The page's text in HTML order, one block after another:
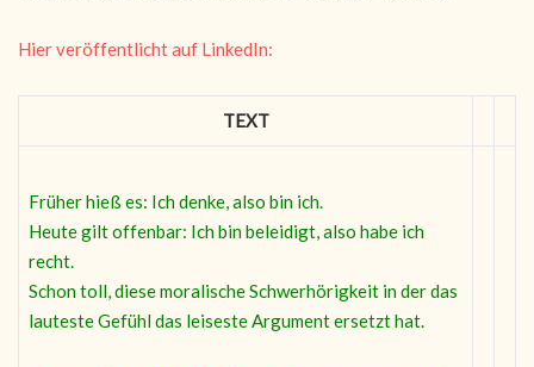
Hier veröffentlicht auf LinkedIn:
TEXT
Früher hieß es: Ich denke, also bin ich.
Heute gilt offenbar: Ich bin beleidigt, also habe ich
recht.
Schon toll, diese moralische Schwerhörigkeit in der das
lauteste Gefühl das leiseste Argument ersetzt hat.